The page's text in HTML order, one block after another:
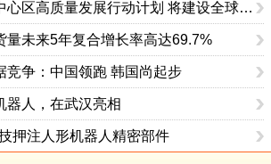
北京发布奥林匹克中心区高质量发展行动计划 将建设全球首个国家人形机器人赛训基地
量未来5年复合增长率高达69.7%
竞争：中国领跑 韩国尚起步
器人，在武汉亮相
押注人形机器人精密部件